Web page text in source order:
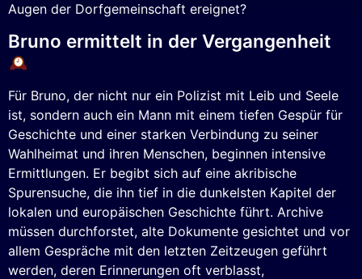
Augen der Dorfgemeinschaft ereignet?
Bruno ermittelt in der Vergangenheit
Für Bruno, der nicht nur ein Polizist mit Leib und Seele
ist, sondern auch ein Mann mit einem tiefen Gespür für
Geschichte und einer starken Verbindung zu seiner
Wahlheimat und ihren Menschen, beginnen intensive
Ermittlungen. Er begibt sich auf eine akribische
Spurensuche, die ihn tief in die dunkelsten Kapitel der
lokalen und europäischen Geschichte führt. Archive
müssen durchforstet, alte Dokumente gesichtet und vor
allem Gespräche mit den letzten Zeitzeugen geführt
werden, deren Erinnerungen oft verblasst,